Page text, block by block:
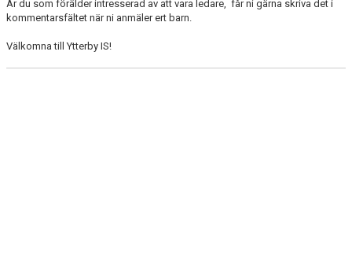
Är du som förälder intresserad av att vara ledare, får ni gärna skriva det i
kommentarsfältet när ni anmäler ert barn.
Välkomna till Ytterby IS!